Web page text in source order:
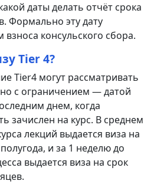
даты делать отчёт срока
. Формально этудату
взноса консульского сбора.
Tier 4?
Tier4 могут рассматривать
но с ограничением —датой
днем, когда
зачислен на курс. В среднем
лекций выдается виза на
полугода, и за 1 неделюдо
выдается виза на срок
.